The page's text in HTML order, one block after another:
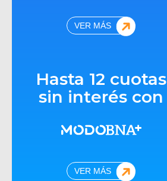
VER MÁS
Hasta 12 cuotas
sin interés con
VER MÁS